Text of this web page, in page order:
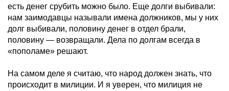
есть денег срубить можно было. Еще долги выбивали:
нам заимодавцы называли имена должников, мы у них
долг выбивали, половину денег в отдел брали,
половину — возвращали. Дела по долгам всегда в
«пополаме» решают.
На самом деле я считаю, что народ должен знать, что
происходит в милиции. И я уверен, что милиция не